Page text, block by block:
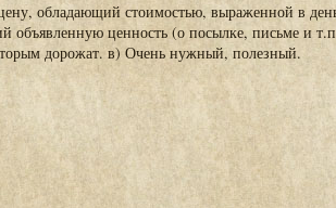
обладающий стоимостью, выраженной в
ценность (о посылке, письме и
дорожат. в) Очень нужный, полезный.